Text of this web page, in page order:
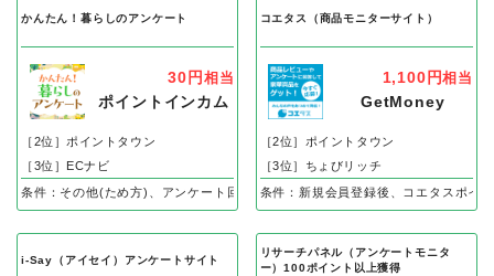
かんたん！暮らしのアンケート
30円 相当
ポイントインカム
［2位］ポイントタウン
［3位］ECナビ
条件：その他(ため方)、アンケート回答完了で
コエタス（商品モニターサイト）
1,100円相当
GetMoney
［2位］ポイントタウン
［3位］ちょびリッチ
条件：新規会員登録後、コエタスポイ
i-Say（アイセイ）アンケートサイト
リサーチパネル（アンケートモニタ
ー）100ポイント以上獲得